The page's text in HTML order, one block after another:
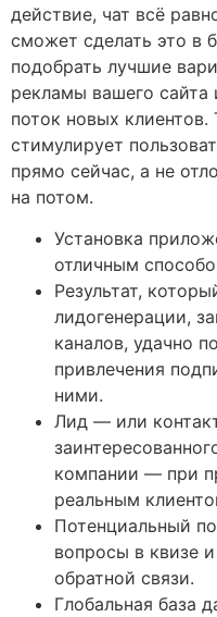
действие, чат всё
сможет сделать это в
подобрать лучшие
рекламы вашего сайта
поток новых
стимулирует
прямо сейчас, а не
на потом.
Установка
отличным
Результат,
лидогенерации,
каналов, удачно
привлечения
ними.
Лид — или
компании — при
реальным
Потенциальный
вопросы в квизе
обратной связи.
Глобальная база